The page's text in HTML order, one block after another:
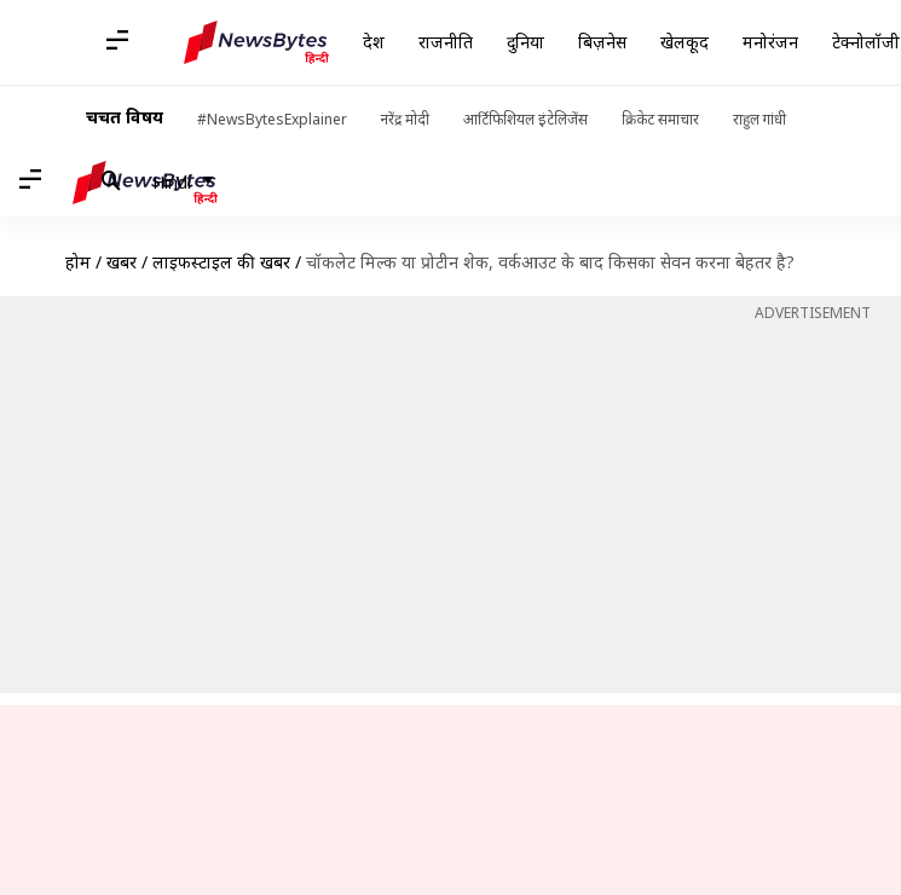
देश राजनीति दुनिया बिज़नेस खेलकूद मनोरंजन टेक्नोलॉजी
चर्चित विषय #NewsBytesExplainer नरेंद्र मोदी आर्टिफिशियल इंटेलिजेंस क्रिकेट समाचार राहुल गांधी
Hindi
होम / खबरें / लाइफस्टाइल की खबरें / चॉकलेट मिल्क या प्रोटीन शेक, वर्कआउट के बाद किसका सेवन करना बेहतर है?
ADVERTISEMENT